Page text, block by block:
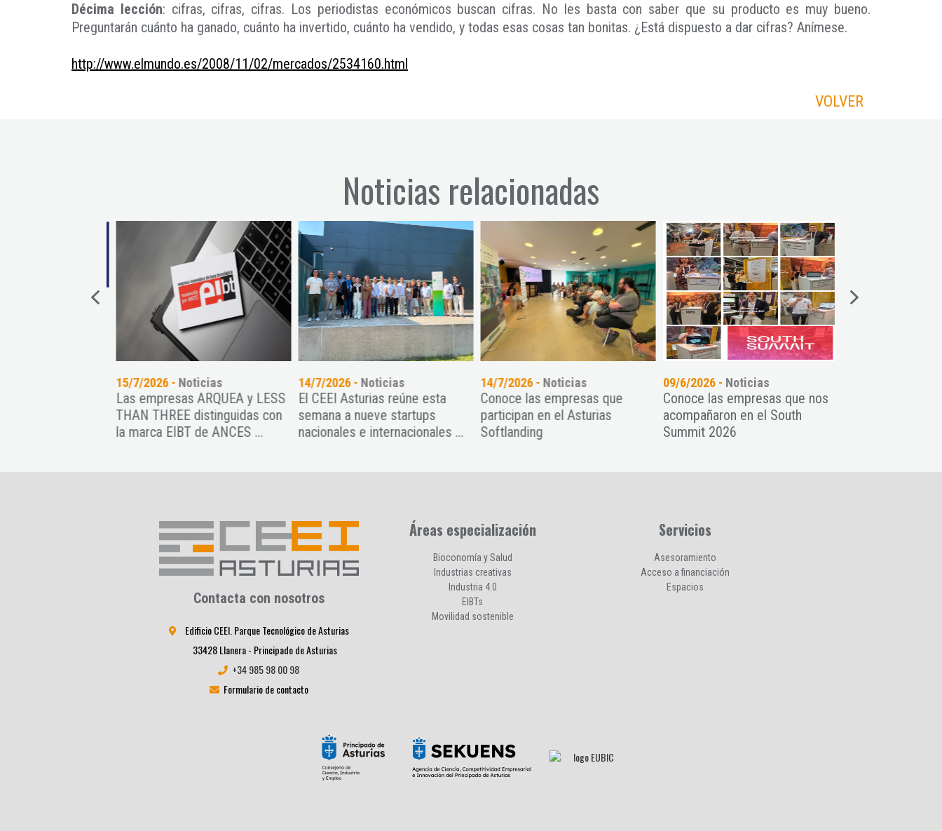
Décima lección: cifras, cifras, cifras. Los periodistas económicos buscan cifras. No les basta con saber que su producto es muy bueno.
Preguntarán cuánto ha ganado, cuánto ha invertido, cuánto ha vendido, y todas esas cosas tan bonitas. ¿Está dispuesto a dar cifras? Anímese.
http://www.elmundo.es/2008/11/02/mercados/2534160.html
VOLVER
Noticias relacionadas
15/7/2026 -Noticias
Las empresas ARQUEA y LESS
THAN THREE distinguidas con
la marca EIBT de ANCES ...
14/7/2026 -Noticias
El CEEI Asturias reúne esta
semana a nueve startups
nacionales e internacionales ...
14/7/2026 -Noticias
Conoce las empresas que
participan en el Asturias
Softlanding
09/6/2026 -Noticias
Conoce las empresas que nos
acompañaron en el South
Summit 2026
Contacta con nosotros
Edificio CEEI. Parque Tecnológico de Asturias
33428 Llanera - Principado de Asturias
+34 985 98 00 98
Formulario de contacto
Áreas especialización
Bioconomía y Salud
Industrias creativas
Industria 4.0
EIBTs
Movilidad sostenible
Servicios
Asesoramiento
Acceso a financiación
Espacios